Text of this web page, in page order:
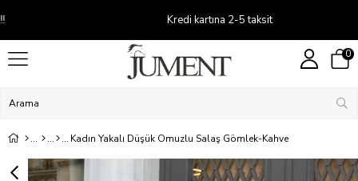
Kredi kartına 2-5 taksit
0
Kadın Yakalı Düşük Omuzlu Salaş Gömlek-Kahve